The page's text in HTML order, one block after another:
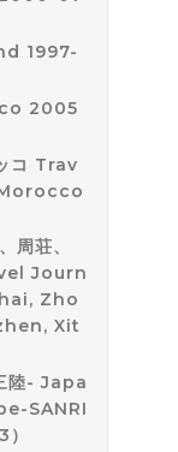
1997-
2005
コ Trav
周荘、
Journ
Zho
Xit
陸- Japa
SANRI